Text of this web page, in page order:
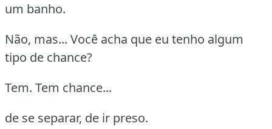
um banho.
Não, mas... Você acha que eu tenho algum
tipo de chance?
Tem. Tem chance...
de se separar, de ir preso.